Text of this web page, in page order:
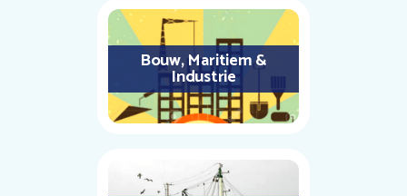
Bouw, Maritiem &
Industrie